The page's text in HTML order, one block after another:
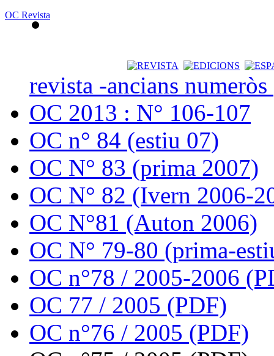
OC Revista
revista -ancians
OC 2013 : N° 106-107
OC n° 84 (estiu 07)
OC N° 83 (prima 2007)
OC N° 82 (Ivern 2006-
OC N°81 (Auton 2006)
OC N° 79-80 (prima-
OC n°78 / 2005-2006
OC 77 / 2005 (PDF)
OC n°76 / 2005 (PDF)